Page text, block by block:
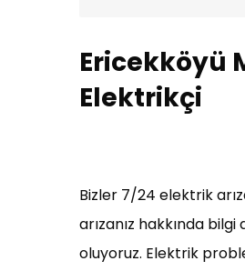
Ericekköyü
Elektrikçi
Bizler 7/24 elektrik
arızanız hakkında
oluyoruz. Elektrik